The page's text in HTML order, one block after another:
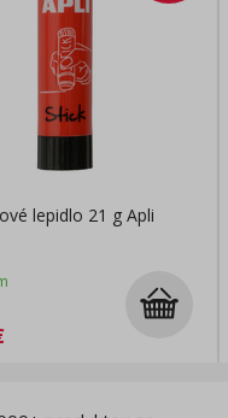
lepidlo 21 g Apli